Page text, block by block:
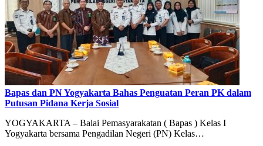
Bapas dan PN Yogyakarta Bahas Penguatan Peran PK dalam
Putusan Pidana Kerja Sosial
YOGYAKARTA – Balai Pemasyarakatan ( Bapas ) Kelas I
Yogyakarta bersama Pengadilan Negeri (PN) Kelas…